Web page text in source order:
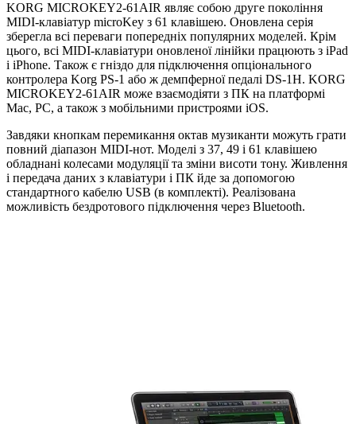
KORG MICROKEY2-61AIR являє собою друге покоління
MIDI-клавіатур microKey з 61 клавішею. Оновлена серія
зберегла всі переваги попередніх популярних моделей. Крім
цього, всі MIDI-клавіатури оновленої лінійки працюють з iPad
і iPhone. Також є гніздо для підключення опціонального
контролера Korg PS-1 або ж демпферної педалі DS-1H. KORG
MICROKEY2-61AIR може взаємодіяти з ПК на платформі
Mac, PC, а також з мобільними пристроями iOS.
Завдяки кнопкам перемикання октав музиканти можуть грати
повний діапазон MIDI-нот. Моделі з 37, 49 і 61 клавішею
обладнані колесами модуляції та зміни висоти тону. Живлення
і передача даних з клавіатури і ПК йде за допомогою
стандартного кабелю USB (в комплекті). Реалізована
можливість бездротового підключення через Bluetooth.